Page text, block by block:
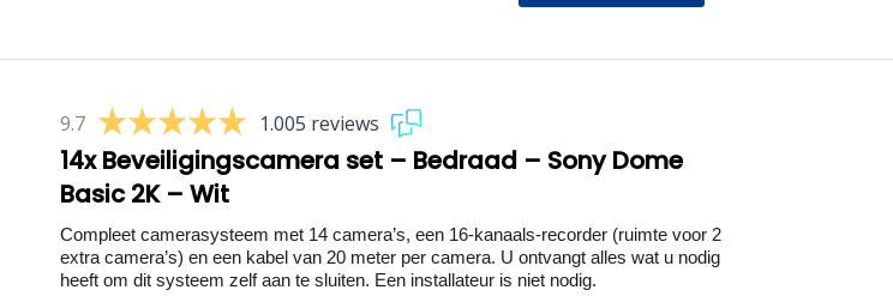
9.7 1.005 reviews
14x Beveiligingscamera set – Bedraad – Sony Dome
Basic 2K – Wit
Compleet camerasysteem met 14 camera’s, een 16-kanaals-recorder (ruimte voor 2
extra camera’s) en een kabel van 20 meter per camera. U ontvangt alles wat u nodig
heeft om dit systeem zelf aan te sluiten. Een installateur is niet nodig.